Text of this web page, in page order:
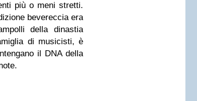
più o meni stretti.
bevereccia era
della dinastia
di musicisti, è
il DNA della